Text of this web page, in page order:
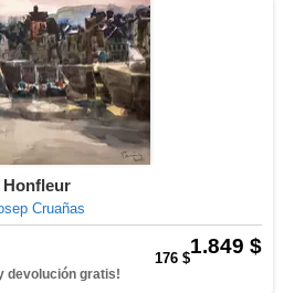
Honfleur
Cruañas
1.849 $
176 $
devolución gratis!